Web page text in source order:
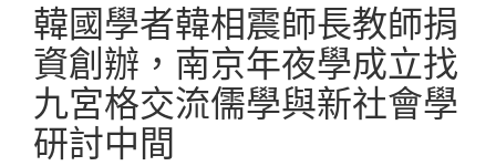
韓國學者韓相震師長教師捐
資創辦，南京年夜學成立找
九宮格交流儒學與新社會學
研討中間